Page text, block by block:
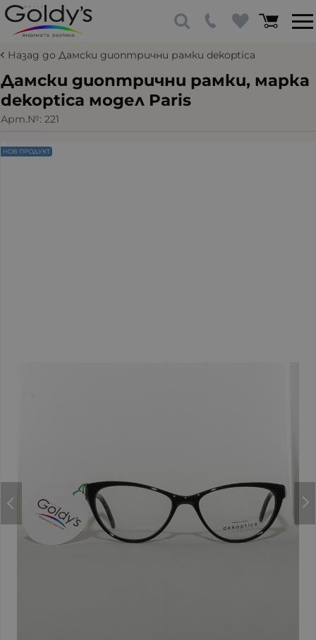
Назад до Дамски диоптрични рамки dekoptica
Дамски диоптрични рамки, марка
dekoptica модел Paris
Арт.№: 221
НОВ ПРОДУКТ